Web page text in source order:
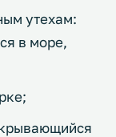
утехам:
в море,